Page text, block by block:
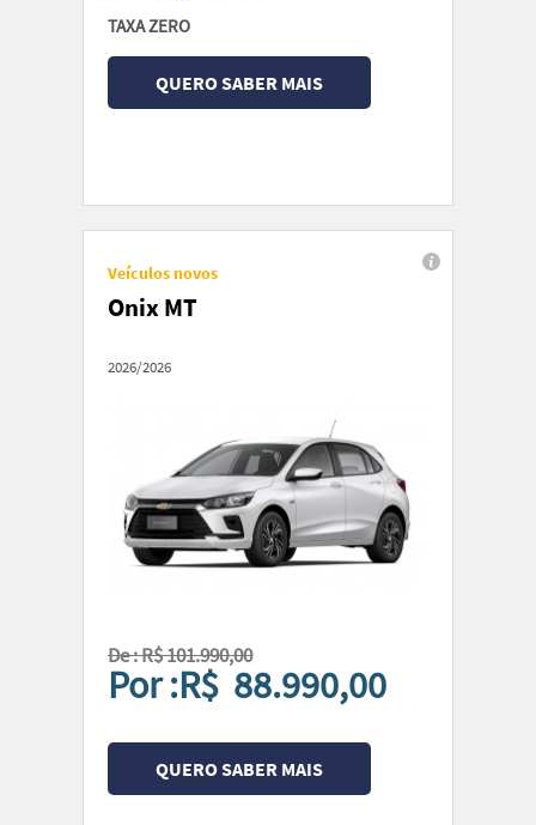
TAXA ZERO
QUERO SABER MAIS
Veículos novos
Onix MT
2026/2026
De : R$ 101.990,00
Por :R$ 88.990,00
QUERO SABER MAIS